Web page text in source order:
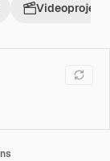
Videoprojekt